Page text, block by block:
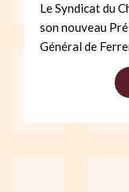
Le Syndicat du
son nouveau
Général de